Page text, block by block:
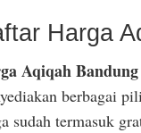
Harga
Aqiqah Bandung
berbagai
sudah termasuk